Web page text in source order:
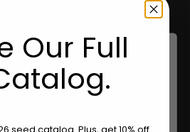
18 Or Over?
Our Full